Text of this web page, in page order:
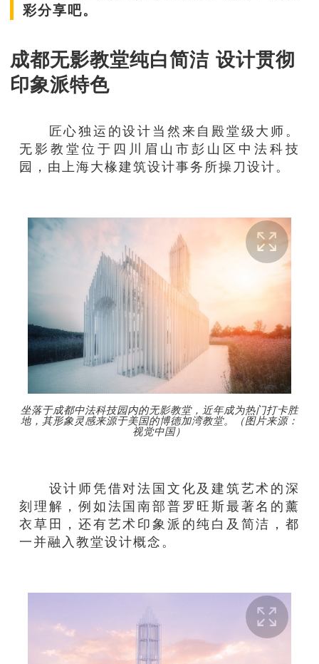
彩分享吧。
成都无影教堂纯白简洁 设计贯彻
印象派特色
匠心独运的设计当然来自殿堂级大师。
无影教堂位于四川眉山市彭山区中法科技
园，由上海大椽建筑设计事务所操刀设计。
坐落于成都中法科技园内的无影教堂，近年成为热门打卡胜
地，其形象灵感来源于美国的博德加湾教堂。（图片来源：
视觉中国）
设计师凭借对法国文化及建筑艺术的深
刻理解，例如法国南部普罗旺斯最著名的薰
衣草田，还有艺术印象派的纯白及简洁，都
一并融入教堂设计概念。